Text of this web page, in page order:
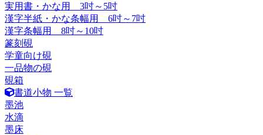
実用書・かな用 3吋～5吋
漢字半紙・かな条幅用 6吋～7吋
漢字条幅用 8吋～10吋
篆刻硯
学童向け硯
一品物の硯
硯箱
書道小物 一覧
墨池
水滴
墨床